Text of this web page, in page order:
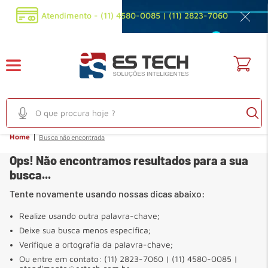
Atendimento - (11) 4580-0085 | (11) 2823-7060
O que procura hoje ?
TERMOS MAIS BUSCADOS
1º emaudioconferencia
2º emfiltro privacidade
4º em mouse
5º emsensor
6º emwebcam full hd 1080p 30fps preta
Home Busca não encontrada
Ops! Não encontramos resultados para a sua
busca...
Tente novamente usando nossas dicas abaixo:
Realize usando outra palavra-chave;
Deixe sua busca menos específica;
Verifique a ortografia da palavra-chave;
Ou entre em contato: (11) 2823-7060 | (11) 4580-0085 |